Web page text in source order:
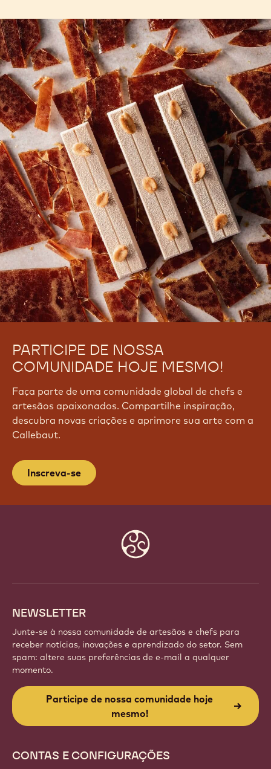
PARTICIPE DE NOSSA
COMUNIDADE HOJE MESMO!
Faça parte de uma comunidade global de chefs e
artesãos apaixonados. Compartilhe inspiração,
descubra novas criações e aprimore sua arte com a
Callebaut.
Inscreva-se
NEWSLETTER
Junte-se à nossa comunidade de artesãos e chefs para
receber notícias, inovações e aprendizado do setor. Sem
spam: altere suas preferências de e-mail a qualquer
momento.
Participe de nossa comunidade hoje
mesmo!
CONTAS E CONFIGURAÇÕES